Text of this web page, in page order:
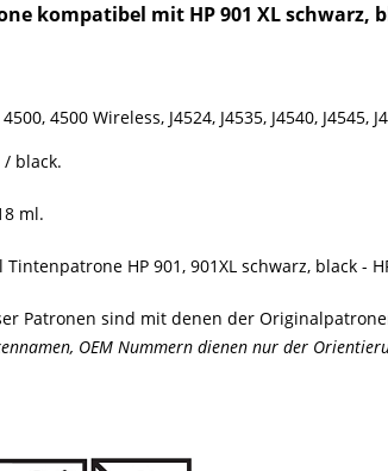
kompatibel mit HP 901 XL schwarz,
4500 Wireless, J4524, J4535, J4540, J4545,
/ black.
ml.
HP 901, 901XL schwarz, black -
Patronen sind mit denen der
OEM Nummern dienen nur der